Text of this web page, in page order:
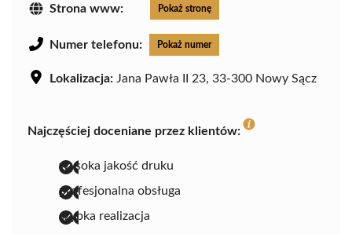
Strona www: Pokaż stronę
Numer telefonu: Pokaż numer
Lokalizacja: Jana Pawła II 23, 33-300 Nowy Sącz
Najczęściej doceniane przez klientów:
wysoka jakość druku
profesjonalna obsługa
szybka realizacja